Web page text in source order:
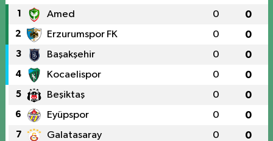
1 Amed 0 0
2 Erzurumspor FK 0 0
3 Başakşehir 0 0
4 Kocaelispor 0 0
5 Beşiktaş 0 0
6 Eyüpspor 0 0
7 Galatasaray 0 0